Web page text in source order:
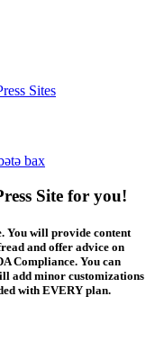
Sites
bax
Site for you!
You will provide content
and offer advice on
Compliance. You can
add minor customizations
with EVERY plan.